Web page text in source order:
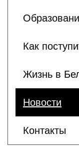
Как
Жизнь в
Новости
Контакты